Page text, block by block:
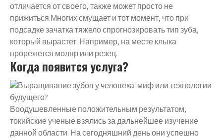
отличается от своего, также может просто не
прижиться.Многих смущает и тот момент, что при
подсадке зачатка тяжело спрогнозировать тип зуба,
который вырастет. Например, на месте клыка
прорежется моляр или резец.
Когда появится услуга?
Воодушевленные положительным результатом,
токийские ученые взялись за дальнейшее изучение
данной области. На сегодняшний день они успешно